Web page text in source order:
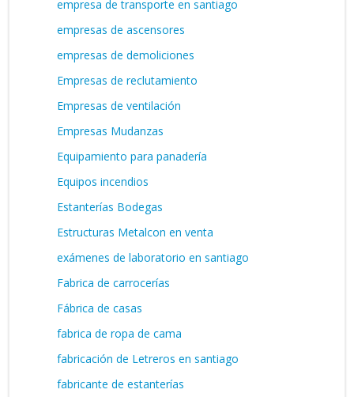
empresa de transporte en santiago
empresas de ascensores
empresas de demoliciones
Empresas de reclutamiento
Empresas de ventilación
Empresas Mudanzas
Equipamiento para panadería
Equipos incendios
Estanterías Bodegas
Estructuras Metalcon en venta
exámenes de laboratorio en santiago
Fabrica de carrocerías
Fábrica de casas
fabrica de ropa de cama
fabricación de Letreros en santiago
fabricante de estanterías